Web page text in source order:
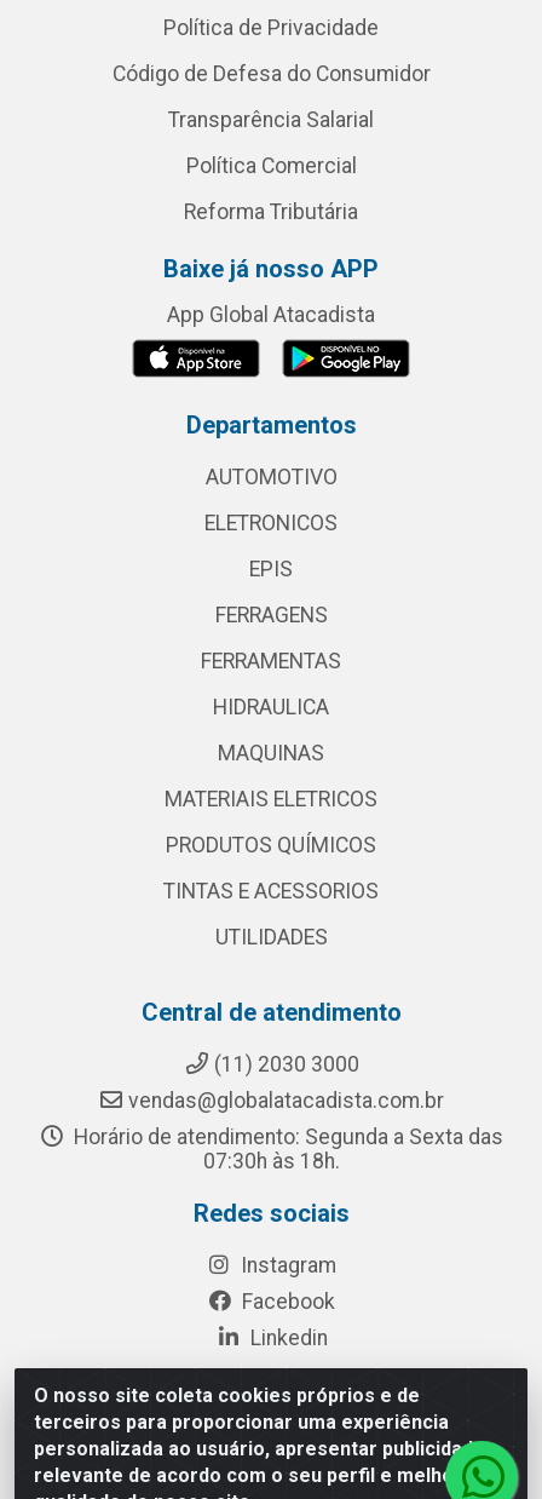
O nosso site coleta cookies próprios e de
terceiros para proporcionar uma experiência
personalizada ao usuário, apresentar publicidade
relevante de acordo com o seu perfil e melhorar a
Política de Privacidade
Código de Defesa do Consumidor
Transparência Salarial
Política Comercial
Reforma Tributária
Baixe já nosso APP
App Global Atacadista
Departamentos
AUTOMOTIVO
ELETRONICOS
EPIS
FERRAGENS
FERRAMENTAS
HIDRAULICA
MAQUINAS
MATERIAIS ELETRICOS
PRODUTOS QUÍMICOS
TINTAS E ACESSORIOS
UTILIDADES
Central de atendimento
(11) 2030 3000
vendas@globalatacadista.com.br
Horário de atendimento: Segunda a Sexta das
07:30h às 18h.
Redes sociais
Instagram
Facebook
Linkedin
Rua Chipuê, 117 - S. Miguel Paulista São Paulo/SP - CEP
08010-260- CNPJ: 03.010.739/0001-72